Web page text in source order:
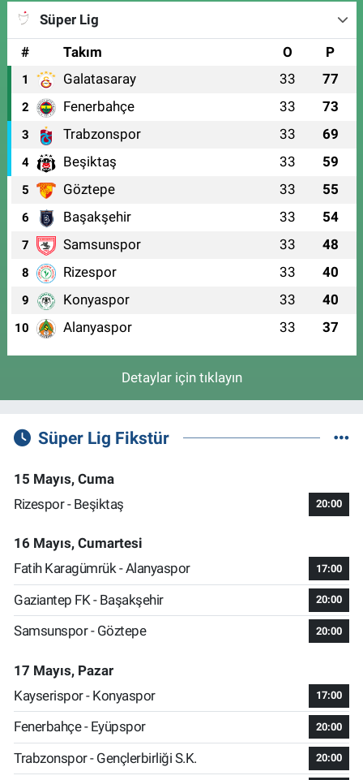
Süper Lig
#
Takım O P
1 Galatasaray 33 77
2 Fenerbahçe 33 73
3 Trabzonspor 33 69
4 Beşiktaş 33 59
5 Göztepe 33 55
6 Başakşehir 33 54
7 Samsunspor 33 48
8 Rizespor 33 40
9 Konyaspor 33 40
10 Alanyaspor 33 37
Detaylar için tıklayın
Süper Lig Fikstür
15 Mayıs, Cuma
Rizespor - Beşiktaş
20:00
16 Mayıs, Cumartesi
Fatih Karagümrük - Alanyaspor
17:00
Gaziantep FK - Başakşehir 20:00
Samsunspor - Göztepe 20:00
17 Mayıs, Pazar
Kayserispor - Konyaspor
17:00
Fenerbahçe - Eyüpspor 20:00
Trabzonspor - Gençlerbirliği S.K. 20:00